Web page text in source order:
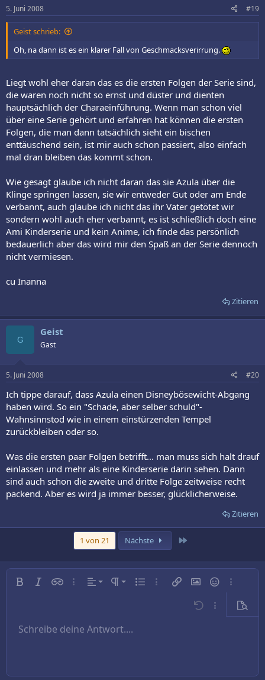
5. Juni 2008 #19
Geist schrieb:
Oh, na dann ist es ein klarer Fall von Geschmacksverirrung.
Liegt wohl eher daran das es die ersten Folgen der Serie sind,
die waren noch nicht so ernst und düster und dienten
hauptsächlich der Charaeinführung. Wenn man schon viel
über eine Serie gehört und erfahren hat können die ersten
Folgen, die man dann tatsächlich sieht ein bischen
enttäuschend sein, ist mir auch schon passiert, also einfach
mal dran bleiben das kommt schon.
Wie gesagt glaube ich nicht daran das sie Azula über die
Klinge springen lassen, sie wir entweder Gut oder am Ende
verbannt, auch glaube ich nicht das ihr Vater getötet wir
sondern wohl auch eher verbannt, es ist schließlich doch eine
Ami Kinderserie und kein Anime, ich finde das persönlich
bedauerlich aber das wird mir den Spaß an der Serie dennoch
nicht vermiesen.
cu Inanna
Zitieren
G
Geist
Gast
5. Juni 2008 #20
Ich tippe darauf, dass Azula einen Disneybösewicht-Abgang
haben wird. So ein "Schade, aber selber schuld"-
Wahnsinnstod wie in einem einstürzenden Tempel
zurückbleiben oder so.
Was die ersten paar Folgen betrifft... man muss sich halt drauf
einlassen und mehr als eine Kinderserie darin sehen. Dann
sind auch schon die zweite und dritte Folge zeitweise recht
packend. Aber es wird ja immer besser, glücklicherweise.
Zitieren
1 von 21 Nächste
Fett KursivInline-Spoiler
Weitere…Ausrichtung
Linksbündig
Absatzformatierung
Normal
Überschrift 2
Ungeordnete Liste
Weitere…Link einfügen
Bild einfügen
SmileysWeitere…
Rückgängig
Weitere…
Schriftgröße
9
TextfarbeSchriftfamilie
Arial
Durchgestrichen
Unterstrichen
Inline-Code
Nummerierte Liste
ZitatMedienTabelle einfügen
Horizontale Linie einfügen
SpoilerCode
Wiederholen
BBCode umschalten
Formatierung entfernen
EntwürfeEntwurf speichern
Schreibe deine Antwort....